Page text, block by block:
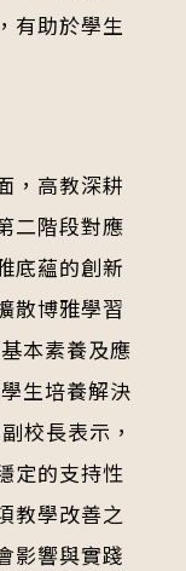
有助於學生
，高教深耕
二階段對應
底蘊的創新
散博雅學習
本素養及應
生培養解決
校長表示，
定的支持性
教學改善之
影響與實踐